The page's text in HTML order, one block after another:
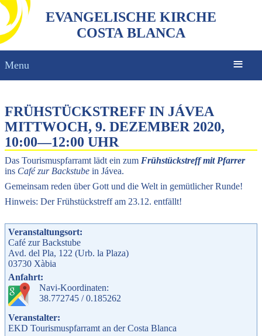
EVANGELISCHE KIRCHE
COSTA BLANCA
Menu
FRÜHSTÜCKSTREFF IN JÁVEA
MITTWOCH, 9. DEZEMBER 2020,
10:00—12:00 UHR
Das Tourismuspfarramt lädt ein zum Frühstückstreff mit Pfarrer
ins Café zur Backstube in Jávea.
Gemeinsam reden über Gott und die Welt in gemütlicher Runde!
Hinweis: Der Frühstückstreff am 23.12. entfällt!
Veranstaltungsort:
Café zur Backstube
Avd. del Pla, 122 (Urb. la Plaza)
03730 Xàbia
Anfahrt:
Navi-Koordinaten:
38.772745 / 0.185262
Veranstalter:
EKD Tourismuspfarramt an der Costa Blanca